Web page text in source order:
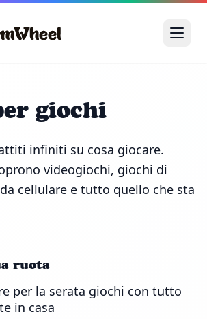
giochi
infiniti su cosa giocare.
videogiochi, giochi di
cellulare e tutto quello che sta
ruota
per la serata giochi con tutto
in casa